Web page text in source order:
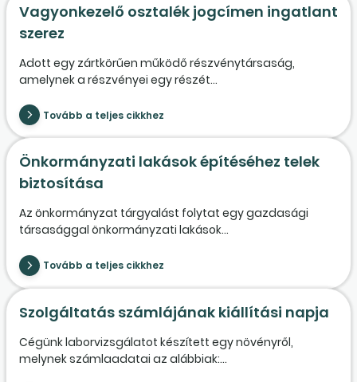
Vagyonkezelő osztalék jogcímen ingatlant
szerez
Adott egy zártkörűen működő részvénytársaság,
amelynek a részvényei egy részét...
Tovább a teljes cikkhez
Önkormányzati lakások építéséhez telek
biztosítása
Az önkormányzat tárgyalást folytat egy gazdasági
társasággal önkormányzati lakások...
Tovább a teljes cikkhez
Szolgáltatás számlájának kiállítási napja
Cégünk laborvizsgálatot készített egy növényről,
melynek számlaadatai az alábbiak:...